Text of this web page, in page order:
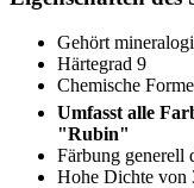
Gehört
Härtegrad 9
Chemische
Umfasst alle
"Rubin"
Färbung generell
Hohe Dichte von